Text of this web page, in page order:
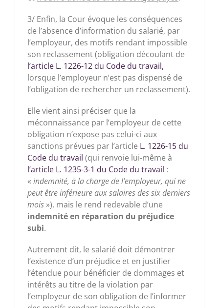
3/ Enfin, la Cour évoque les conséquences
de l’absence d’information du salarié, par
l’employeur, des motifs rendant impossible
son reclassement (obligation découlant de
l’article L. 1226-12 du Code du travail,
lorsque l’employeur n’est pas dispensé de
l’obligation de rechercher un reclassement).
Elle vient ainsi préciser que la
méconnaissance par l’employeur de cette
obligation n’expose pas celui-ci aux
sanctions prévues par l’article L. 1226-15 du
Code du travail (qui renvoie lui-même à
l’article L. 1235-3-1 du Code du travail :
« indemnité, à la charge de l’employeur, qui ne
peut être inférieure aux salaires des six derniers
mois »), mais le rend redevable d’une
indemnité en réparation du préjudice
subi.
Autrement dit, le salarié doit démontrer
l’existence d’un préjudice et en justifier
l’étendue pour bénéficier de dommages et
intérêts au titre de la violation par
l’employeur de son obligation de l’informer